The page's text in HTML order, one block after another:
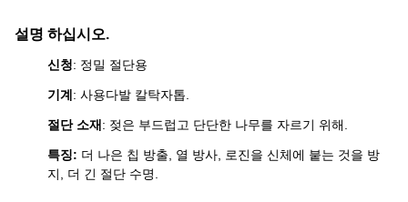
설명 하십시오.
신청: 정밀 절단용
기계 : 사용다발 칼탁자톱.
절단 소재 : 젖은 부드럽고 단단한 나무를 자르기 위해.
특징: 더 나은 칩 방출, 열 방사, 로진을 신체에 붙는 것을 방
지, 더 긴 절단 수명